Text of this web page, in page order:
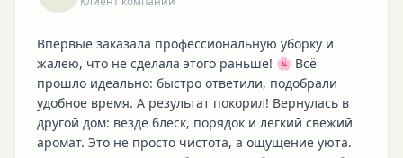
Впервые заказала профессиональную уборку и
жалею, что не сделала этого раньше! 🌸 Всё
прошло идеально: быстро ответили, подобрали
удобное время. А результат покорил! Вернулась в
другой дом: везде блеск, порядок и лёгкий свежий
аромат. Это не просто чистота, а ощущение уюта.